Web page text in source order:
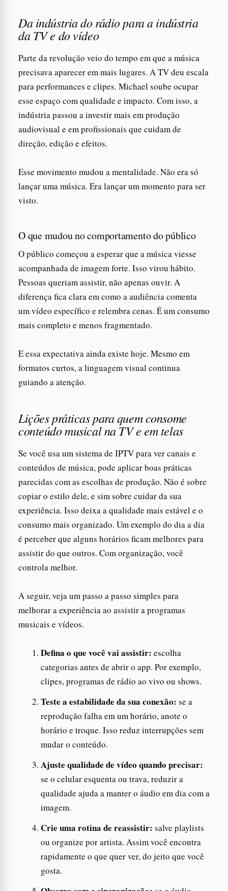
Da indústria do rádio para a indústria
da TV e do vídeo
Parte da revolução veio do tempo em que a música
precisava aparecer em mais lugares. A TV deu escala
para performances e clipes. Michael soube ocupar
esse espaço com qualidade e impacto. Com isso, a
indústria passou a investir mais em produção
audiovisual e em profissionais que cuidam de
direção, edição e efeitos.
Esse movimento mudou a mentalidade. Não era só
lançar uma música. Era lançar um momento para ser
visto.
O que mudou no comportamento do público
O público começou a esperar que a música viesse
acompanhada de imagem forte. Isso virou hábito.
Pessoas queriam assistir, não apenas ouvir. A
diferença fica clara em como a audiência comenta
um vídeo específico e relembra cenas. É um consumo
mais completo e menos fragmentado.
E essa expectativa ainda existe hoje. Mesmo em
formatos curtos, a linguagem visual continua
guiando a atenção.
Liç​ões práticas para quem consome
conteúdo musical na TV e em telas
Se você usa um sistema de IPTV para ver canais e
conteúdos de música, pode aplicar boas práticas
parecidas com as escolhas de produção. Não é sobre
copiar o estilo dele, e sim sobre cuidar da sua
experiência. Isso deixa a qualidade mais estável e o
consumo mais organizado. Um exemplo do dia a dia
é perceber que alguns horários ficam melhores para
assistir do que outros. Com organização, você
controla melhor.
A seguir, veja um passo a passo simples para
melhorar a experiência ao assistir a programas
musicais e vídeos.
Defina o que você vai assistir: escolha
categorias antes de abrir o app. Por exemplo,
clipes, programas de rádio ao vivo ou shows.
Teste a estabilidade da sua conexão: se a
reprodução falha em um horário, anote o
horário e troque. Isso reduz interrupções sem
mudar o conteúdo.
Ajuste qualidade de vídeo quando precisar:
se o celular esquenta ou trava, reduzir a
qualidade ajuda a manter o áudio em dia com a
imagem.
Crie uma rotina de reassistir: salve playlists
ou organize por artista. Assim você encontra
rapidamente o que quer ver, do jeito que você
gosta.